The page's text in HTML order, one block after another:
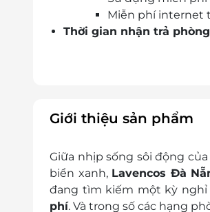
Miễn phí internet
Thời gian nhận trả
Điều kiện đặt & nhận
Hotline đặt phòng &
Khách cần liên hệ để
Lưu ý:
Trẻ dưới 6 tuổi được
Giới thiệu sản phẩm
Giữa nhịp sống sôi động
biển xanh, Lavencos Đà
đang tìm kiếm một kỳ nghỉ
phí. Và trong số các hạng